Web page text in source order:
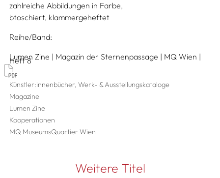
zahlreiche Abbildungen in Farbe
btoschiert, klammergeheftet
Reihe/Band
Lumen Zine | Magazin der Sternenpassage | MQ Wien |
Heft 8
Künstler:innenbücher, Werk- & Ausstellungskataloge
Magazine
Lumen Zine
Kooperationen
MQ MuseumsQuartier Wien
Weitere Titel